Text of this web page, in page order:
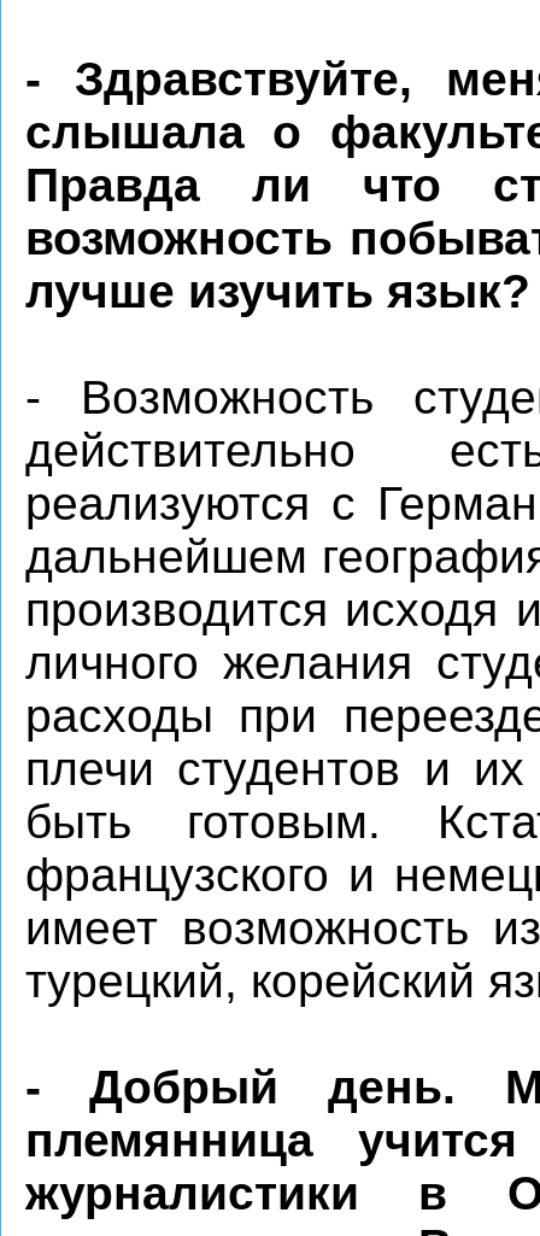
- Здравствуйте,
слышала о
Правда ли что
возможность
лучше изучить язык?
- Возможность
действительно
реализуются с
дальнейшем
производится исходя
личного желания
расходы при
плечи студентов и
быть готовым.
французского и
имеет возможность
турецкий, корейский
- Добрый день.
племянница
журналистики в